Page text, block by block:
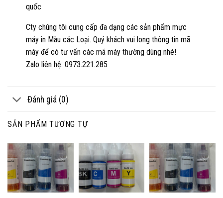
quốc
Cty chúng tôi cung cấp đa dạng các sản phẩm mực
máy in Màu các Loại. Quý khách vui long thông tin mã
máy để có tư vấn các mã máy thường dùng nhé!
Zalo liên hệ: 0973.221.285
Đánh giá (0)
SẢN PHẨM TƯƠNG TỰ